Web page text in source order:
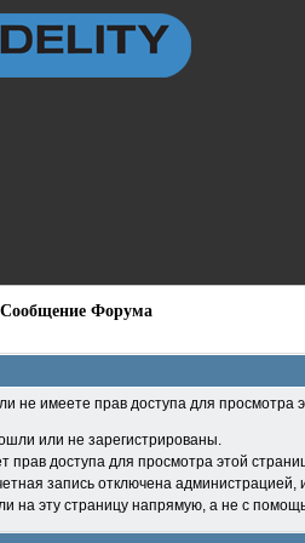
Сообщение Форума
не имеете прав доступа для
или не зарегистрированы.
прав доступа для просмотра этой
запись отключена администрацией,
на эту страницу напрямую, а не с